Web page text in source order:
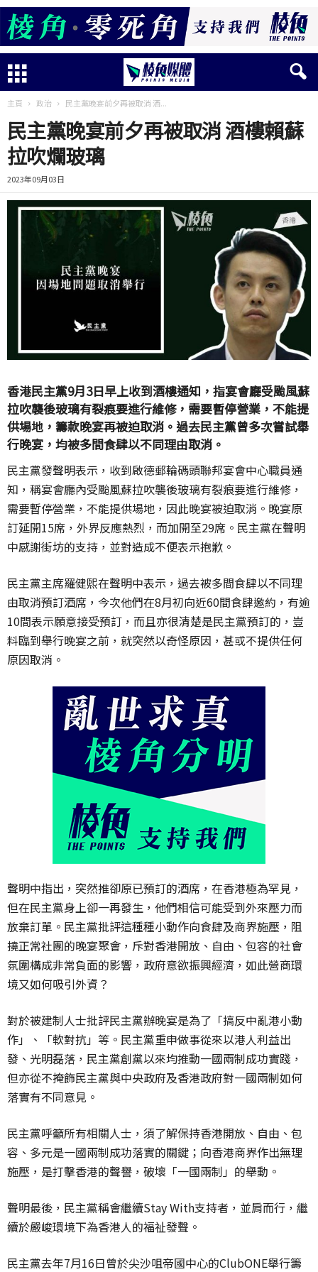
主頁 政治 民主黨晚宴前夕再被取消 酒...
民主黨晚宴前夕再被取消 酒樓賴蘇
拉吹爛玻璃
2023年09月03日
香港民主黨9月3日早上收到酒樓通知，指宴會廳受颱風蘇
拉吹襲後玻璃有裂痕要進行維修，需要暫停營業，不能提
供場地，籌款晚宴再被迫取消。過去民主黨曾多次嘗試舉
行晚宴，均被多間食肆以不同理由取消。
民主黨發聲明表示，收到啟德郵輪碼頭聯邦宴會中心職員通
知，稱宴會廳內受颱風蘇拉吹襲後玻璃有裂痕要進行維修，
需要暫停營業，不能提供場地，因此晚宴被迫取消。晚宴原
訂延開15席，外界反應熱烈，而加開至29席。民主黨在聲明
中感謝街坊的支持，並對造成不便表示抱歉。
民主黨主席羅健熙在聲明中表示，過去被多間食肆以不同理
由取消預訂酒席，今次他們在8月初向近60間食肆邀約，有逾
10間表示願意接受預訂，而且亦很清楚是民主黨預訂的，豈
料臨到舉行晚宴之前，就突然以奇怪原因，甚或不提供任何
原因取消。
聲明中指出，突然推卻原已預訂的酒席，在香港極為罕見，
但在民主黨身上卻一再發生，他們相信可能受到外來壓力而
放棄訂單。民主黨批評這種種小動作向食肆及商界施壓，阻
撓正常社團的晚宴聚會，斥對香港開放、自由、包容的社會
氛圍構成非常負面的影響，政府意欲振興經濟，如此營商環
境又如何吸引外資？
對於被建制人士批評民主黨辦晚宴是為了「搞反中亂港小動
作」、「軟對抗」等。民主黨重申做事從來以港人利益出
發、光明磊落，民主黨創黨以來均推動一國兩制成功實踐，
但亦從不掩飾民主黨與中央政府及香港政府對一國兩制如何
落實有不同意見。
民主黨呼籲所有相關人士，須了解保持香港開放、自由、包
容、多元是一國兩制成功落實的關鍵；向香港商界作出無理
施壓，是打擊香港的聲譽，破壞「一國兩制」的舉動。
聲明最後，民主黨稱會繼續Stay With支持者，並肩而行，繼
續於嚴峻環境下為香港人的福祉發聲。
民主黨去年7月16日曾於尖沙咀帝國中心的ClubONE舉行籌